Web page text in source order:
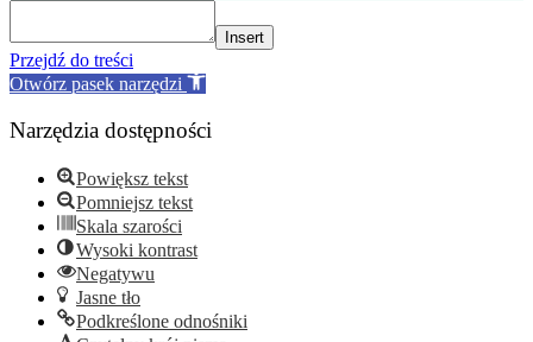
Insert
Przejdź do treści
Otwórz pasek narzędzi
Narzędzia dostępności
Powiększ tekst
Pomniejsz tekst
Skala szarości
Wysoki kontrast
Negatywu
Jasne tło
Podkreślone odnośniki